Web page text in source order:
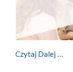
Czytaj Dalej